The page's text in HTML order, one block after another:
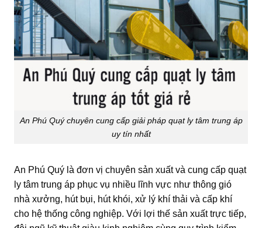
An Phú Quý chuyên cung cấp giải pháp quạt ly tâm trung áp
uy tín nhất
An Phú Quý là đơn vị chuyên sản xuất và cung cấp quạt
ly tâm trung áp phục vụ nhiều lĩnh vực như thông gió
nhà xưởng, hút bụi, hút khói, xử lý khí thải và cấp khí
cho hệ thống công nghiệp. Với lợi thế sản xuất trực tiếp,